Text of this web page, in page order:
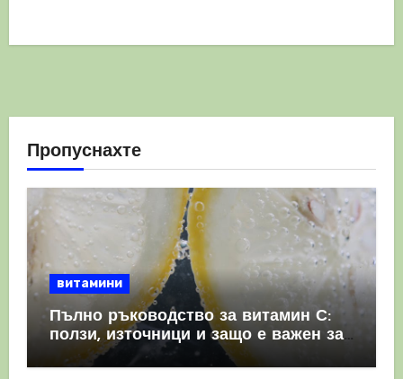
Пропуснахте
витамини
Пълно ръководство за витамин С:
ползи, източници и защо е важен за
имунната система